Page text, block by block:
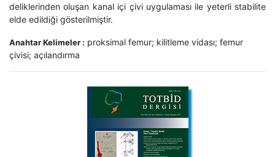
deliklerinden oluşan kanal içi çivi uygulaması ile yeterli stabilite
elde edildiği gösterilmiştir.
Anahtar Kelimeler : proksimal femur; kilitleme vidası; femur
çivisi; açılandırma